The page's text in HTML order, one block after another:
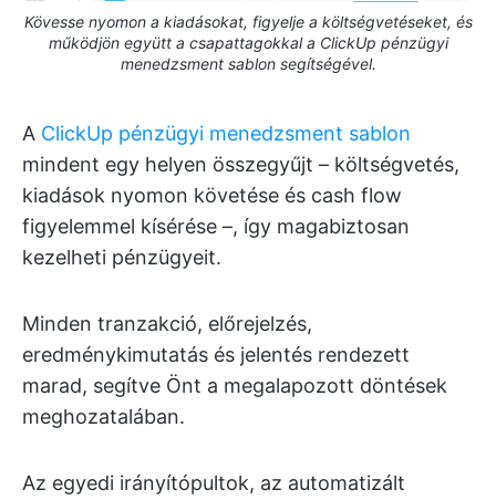
Kövesse nyomon a kiadásokat, figyelje a költségvetéseket, és
működjön együtt a csapattagokkal a ClickUp pénzügyi
menedzsment sablon segítségével.
A ClickUp pénzügyi menedzsment sablon
mindent egy helyen összegyűjt – költségvetés,
kiadások nyomon követése és cash flow
figyelemmel kísérése –, így magabiztosan
kezelheti pénzügyeit.
Minden tranzakció, előrejelzés,
eredménykimutatás és jelentés rendezett
marad, segítve Önt a megalapozott döntések
meghozatalában.
Az egyedi irányítópultok, az automatizált